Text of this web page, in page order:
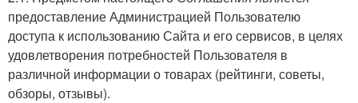
предоставление Администрацией Пользователю
доступа к использованию Сайта и его сервисов, в целях
удовлетворения потребностей Пользователя в
различной информации о товарах (рейтинги, советы,
обзоры, отзывы).